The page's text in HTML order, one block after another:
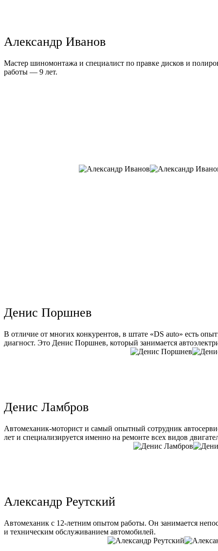
Александр Иванов
Мастер шиномонтажа и специалист по правке дисков и
работы — 9 лет.
Денис Поршнев
В отличие от многих конкурентов, в штате «DS auto» есть
диагност. Это Денис Поршнев, который занимается
Денис Ламбров
Автомеханик-моторист и самый опытный сотрудник
лет и специализируется именно на ремонте всех видов
Александр Реутский
Автомеханик с 12-летним опытом работы. Он занимается
и техническим обслуживанием автомобилей.